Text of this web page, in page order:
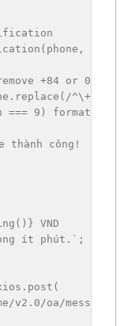
( phone ,
+84 or 0
. replace ( /^\+84|^0
=== 9 )
thành công!
( ) } VND
ít phút. ` ;
. post (
v2.0/oa/message'